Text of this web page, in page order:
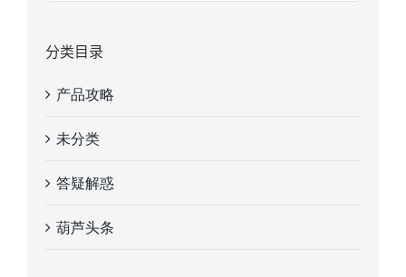
分类目录
产品攻略
未分类
答疑解惑
葫芦头条